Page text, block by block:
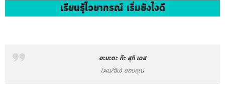
เรียนรู้ไวยากรณ์ เริ่มยังไงดี
อะนะตะ ก๊ะ สุกิ เดส
(ผม/ฉัน) ชอบคุณ